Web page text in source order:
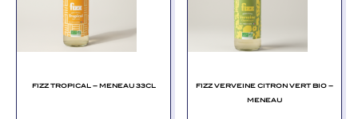
FIZZ TROPICAL – MENEAU 33CL FIZZ VERVEINE CITRON VERT BIO –
MENEAU